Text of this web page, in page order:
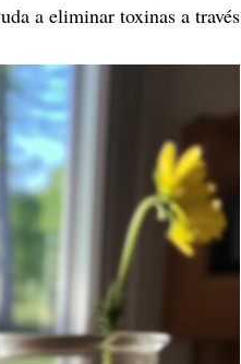
a eliminar toxinas a través